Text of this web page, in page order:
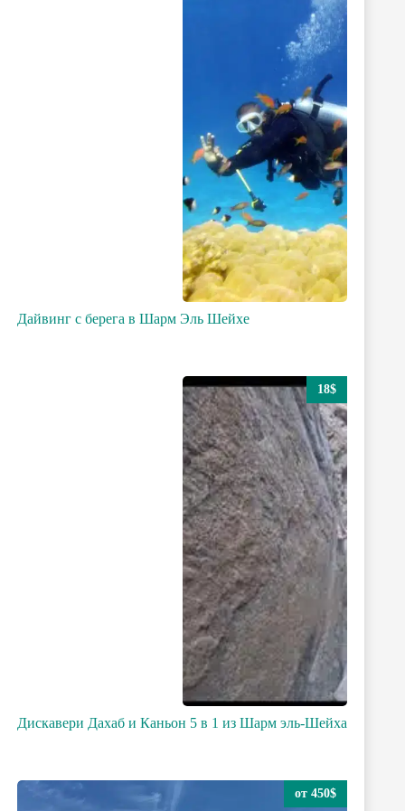
Дайвинг с берега в Шарм Эль Шейхе
Дискавери Дахаб и Каньон 5 в 1 из Шарм эль-Шейха
18$
от 450$